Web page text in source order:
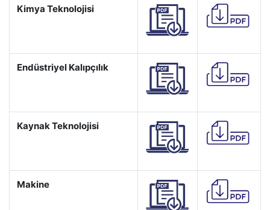
Kimya Teknolojisi
Endüstriyel Kalıpçılık
Kaynak Teknolojisi
Makine